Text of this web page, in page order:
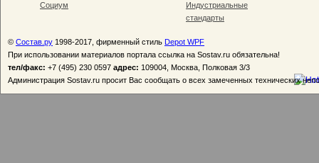
Социум
Индустриальные
стандарты
© Состав.ру 1998-2017, фирменный стиль Depot WPF
При использовании материалов портала ссылка на Sostav.ru обязательна!
тел/факс: +7 (495) 230 0597 адрес: 109004, Москва, Полковая 3/3
Администрация Sostav.ru просит Вас сообщать о всех замеченных технических